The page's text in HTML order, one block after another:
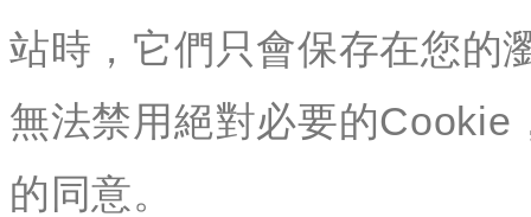
站時，它們只會保存在您的
無法禁用絕對必要的
的同意。